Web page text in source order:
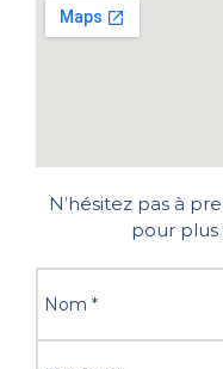
N’hésitez pas à
pour plus